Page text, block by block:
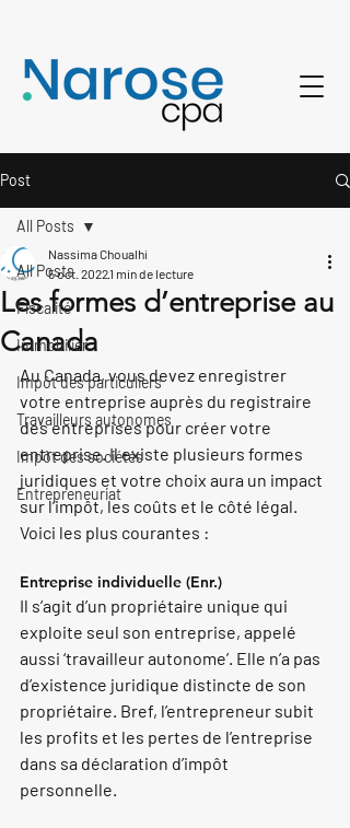
Post
All Posts
Fiscalité
Immobilier
Impôt des particuliers
Travailleurs autonomes
Impôt des sociétés
Entrepreneuriat
All Posts
Les formes d’entreprise au
Canada
Nassima Choualhi
5 oct. 20221 min de lecture
Au Canada, vous devez enregistrer
votre entreprise auprès du registraire
des entreprises pour créer votre
entreprise. Il existe plusieurs formes
juridiques et votre choix aura un impact
sur l’impôt, les coûts et le côté légal.
Voici les plus courantes :
Entreprise individuelle (Enr.)
Il s’agit d’un propriétaire unique qui
exploite seul son entreprise, appelé
aussi ‘travailleur autonome’. Elle n’a pas
d’existence juridique distincte de son
propriétaire. Bref, l’entrepreneur subit
les profits et les pertes de l’entreprise
dans sa déclaration d’impôt
personnelle.